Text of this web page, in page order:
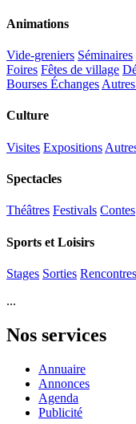
Animations
Vide-greniers Séminaires
Foires Fêtes de village
Bourses Échanges
Culture
Visites Expositions
Spectacles
Théâtres Festivals Contes
Sports et Loisirs
Stages Sorties Rencontres
...
Nos services
Annuaire
Annonces
Agenda
Publicité